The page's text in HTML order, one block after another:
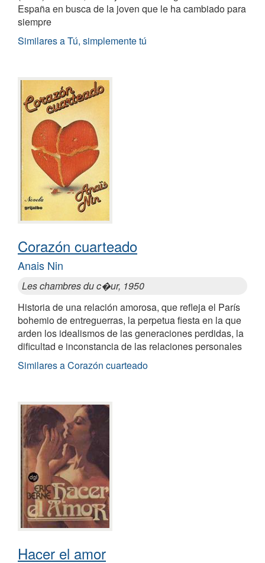
España en busca de la joven que le ha cambiado para
siempre
Similares a Tú, simplemente tú
Corazón cuarteado
Anais Nin
Les chambres du c�ur, 1950
Historia de una relación amorosa, que refleja el París
bohemio de entreguerras, la perpetua fiesta en la que
arden los idealismos de las generaciones perdidas, la
dificultad e inconstancia de las relaciones personales
Similares a Corazón cuarteado
Hacer el amor